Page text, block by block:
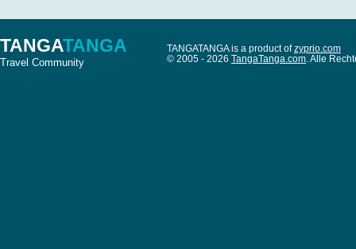
TANGATANGA
Travel Community
TANGATANGA is a product ofzyprio.com
© 2005 - 2026 TangaTanga.com . Alle